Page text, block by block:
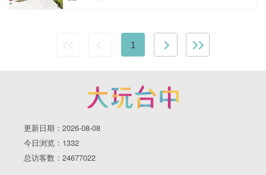
1
更新日期：2026-08-08
今日浏览：1332
总访客数：24677022